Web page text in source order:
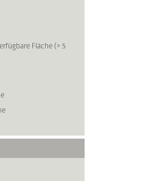
Fläche (> 5